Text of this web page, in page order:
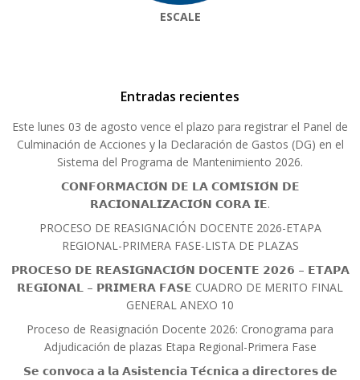
ESCALE
Entradas recientes
Este lunes 03 de agosto vence el plazo para registrar el Panel de
Culminación de Acciones y la Declaración de Gastos (DG) en el
Sistema del Programa de Mantenimiento 2026.
𝗖𝗢𝗡𝗙𝗢𝗥𝗠𝗔𝗖𝗜𝗢́𝗡 𝗗𝗘 𝗟𝗔 𝗖𝗢𝗠𝗜𝗦𝗜𝗢́𝗡 𝗗𝗘
𝗥𝗔𝗖𝗜𝗢𝗡𝗔𝗟𝗜𝗭𝗔𝗖𝗜𝗢́𝗡 𝗖𝗢𝗥𝗔 𝗜𝗘.
PROCESO DE REASIGNACIÓN DOCENTE 2026-ETAPA
REGIONAL-PRIMERA FASE-LISTA DE PLAZAS
𝗣𝗥𝗢𝗖𝗘𝗦𝗢 𝗗𝗘 𝗥𝗘𝗔𝗦𝗜𝗚𝗡𝗔𝗖𝗜𝗢́𝗡 𝗗𝗢𝗖𝗘𝗡𝗧𝗘 𝟮𝟬𝟮𝟲 – 𝗘𝗧𝗔𝗣𝗔
𝗥𝗘𝗚𝗜𝗢𝗡𝗔𝗟 – 𝗣𝗥𝗜𝗠𝗘𝗥𝗔 𝗙𝗔𝗦𝗘 CUADRO DE MERITO FINAL
GENERAL ANEXO 10
Proceso de Reasignación Docente 2026: Cronograma para
Adjudicación de plazas Etapa Regional-Primera Fase
𝗦𝗲 𝗰𝗼𝗻𝘃𝗼𝗰𝗮 𝗮 𝗹𝗮 𝗔𝘀𝗶𝘀𝘁𝗲𝗻𝗰𝗶𝗮 𝗧𝗲́𝗰𝗻𝗶𝗰𝗮 𝗮 𝗱𝗶𝗿𝗲𝗰𝘁𝗼𝗿𝗲𝘀 𝗱𝗲